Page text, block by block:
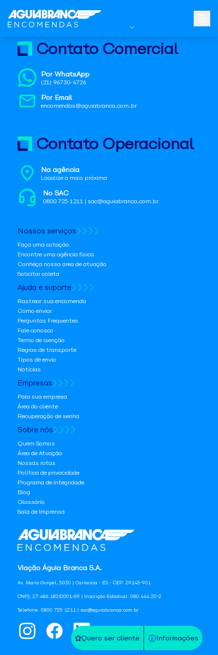
Quero ser cliente Informações
Viação Águia Branca S.A.
Av. Mario Gurgel, 5030 | Cariacica - ES - CEP: 29145-901
CNPJ: 27.486.182/0001-09 | Inscrição Estadual: 080.444.20-2
Telefone: 0800 725 1211 | sac@aguiabranca.com.br
Contato Comercial
Por WhatsApp
(21) 96730-4726
Por Email
encomendas@aguiabranca.com.br
Contato Operacional
Na agência
Localize a mais próxima
No SAC
0800 725 1211 | sac@aguiabranca.com.br
Nossos serviços
Faça uma cotação
Encontre uma agência física
Conheça nossa área de atuação
Solicitar coleta
Ajuda e suporte
Rastrear sua encomenda
Como enviar
Perguntas Frequentes
Fale conosco
Termo de isenção
Regras de transporte
Tipos de envio
Notícias
Empresas
Para sua empresa
Área do cliente
Recuperação de senha
Sobre nós
Quem Somos
Área de Atuação
Nossas rotas
Política de privacidade
Programa de Integridade
Blog
Glossário
Sala de Imprensa